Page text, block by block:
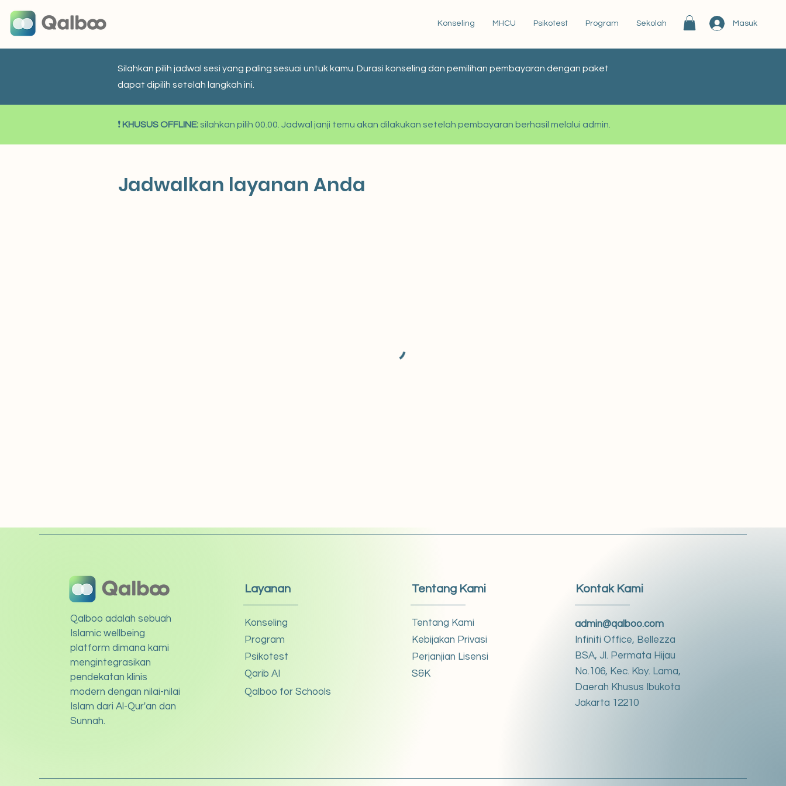
Konseling MHCU Psikotest Program Sekolah Masuk
Silahkan pilih jadwal sesi yang paling sesuai untuk kamu. Durasi konseling dan pemilihan pembayaran dengan paket
dapat dipilih setelah langkah ini.
❗ KHUSUS OFFLINE:silahkan pilih 00.00. Jadwal janji temu akan dilakukan setelah pembayaran berhasil melalui admin.
Jadwalkan layanan Anda
Qalboo adalah sebuah
Islamic wellbeing
platform dimana kami
mengintegrasikan
pendekatan klinis
modern dengan nilai-nilai
Islam dari Al-Qur'an dan
Sunnah.
Layanan
Konseling
Program
Psikotest
Qarib AI
Qalboo for Schools
Tentang Kami
Tentang Kami
Kebijakan Privasi
Perjanjian Lisensi
S&K
Kontak Kami
admin@qalboo.com
Infiniti Office, Bellezza
BSA, Jl. Permata Hijau
No.106, Kec. Kby. Lama,
Daerah Khusus Ibukota
Jakarta 12210